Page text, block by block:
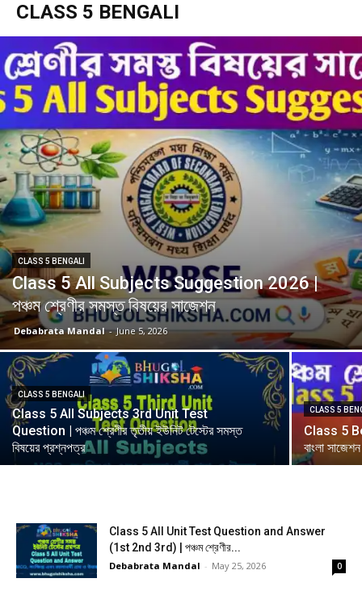
CLASS 5 BENGALI
CLASS 5 BENGALI
Class 5 All Subjects Suggestion 2026 |
পঞ্চম শ্রেণীর সমস্ত বিষয়ের সাজেশন
Debabrata Mandal - June 5, 2026
CLASS 5 BENGALI
Class 5 All Subjects 3rd Unit Test
Question | পঞ্চম শ্রেণীর তৃতীয় ইউনিট টেস্টের সমস্ত
বিষয়ের প্রশ্নপত্র
CLASS 5
Class 5
বাংলা সাজেশন
Class 5 All Unit Test Question and Answer
(1st 2nd 3rd) | পঞ্চম শ্রেণীর...
Debabrata Mandal - May 25, 2026 0